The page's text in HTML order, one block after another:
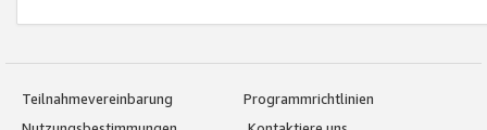
Teilnahmevereinbarung
Programmrichtlinien